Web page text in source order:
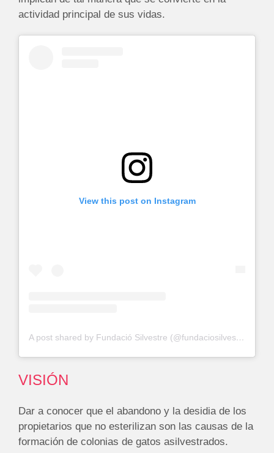
actividad principal de sus vidas.
View this post on Instagram
A post shared by Fundació Silvestre (@fundaciosilvestre)
VISIÓN
Dar a conocer que el abandono y la desidia de los
propietarios que no esterilizan son las causas de la
formación de colonias de gatos asilvestrados.